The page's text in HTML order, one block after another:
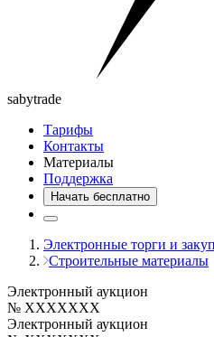
sabytrade
Тарифы
Контакты
Материалы
Поддержка
Начать бесплатно
Электронные торги и
Строительные материалы
Электронный аукцион
№ XXXXXXX
Электронный аукцион